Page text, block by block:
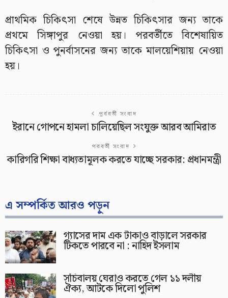
প্রাথমিক চিকিৎসা শেষে উন্নত চিকিৎসার জন্য তাকে
প্রথমে সিঙ্গাপুর নেওয়া হয়। পরবর্তীতে বিশেষায়িত
চিকিৎসা ও পুনর্বাসনের জন্য তাকে মালয়েশিয়ায় নেওয়া
হয়।
পূর্ববর্তী সংবাদ
ইরানে গোপনে হামলা চালিয়েছিল সংযুক্ত আরব আমিরাত
পরবর্তী সংবাদ
কারিগরি শিক্ষা বাধ্যতামূলক করতে যাচ্ছে সরকার: প্রধানমন্ত্রী
এ সম্পর্কিত আরও পড়ুন
গ্যাসের দাম এক টাকাও বাড়ালে সরকার
টিকতে পারবে না : নাহিদ ইসলাম
সচিবালয় ঘেরাও করতে গেল ১১ দলীয়
ঐক্য, আটকে দিলো পুলিশ